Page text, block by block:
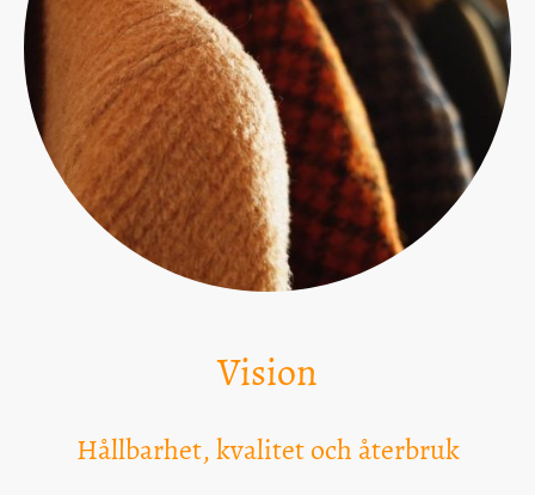
Vision
Hållbarhet, kvalitet och återbruk